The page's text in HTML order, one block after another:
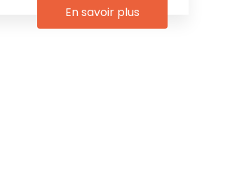
En savoir plus